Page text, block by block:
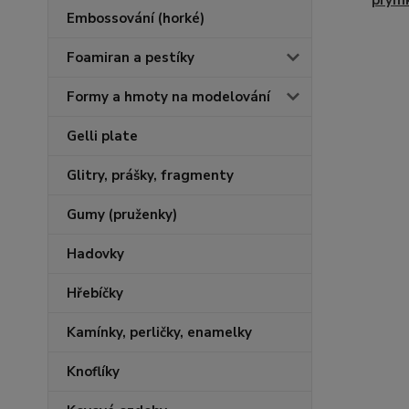
Embossování (horké)
Foamiran a pestíky
Formy a hmoty na modelování
Gelli plate
Glitry, prášky, fragmenty
Gumy (pruženky)
Hadovky
Hřebíčky
Kamínky, perličky, enamelky
Knoflíky